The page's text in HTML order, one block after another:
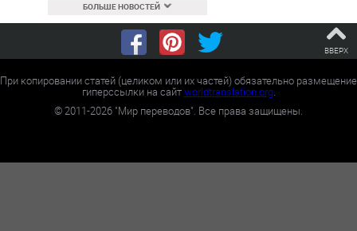
БОЛЬШЕ НОВОСТЕЙ
ВВЕРХ
При копировании статей (целиком или их частей) обязательно размещение
гиперссылки на сайтworldtranslation.org.
©2011-2026 "Мир переводов". Все права защищены.